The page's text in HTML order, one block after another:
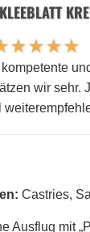
★★★★
wir sehr.
Castries,
Ausflug mit